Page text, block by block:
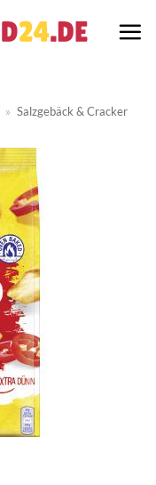
» Salzgebäck & Cracker